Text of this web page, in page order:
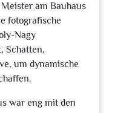
am Bauhaus
fotografische
Nagy
Schatten,
um dynamische
war eng mit den